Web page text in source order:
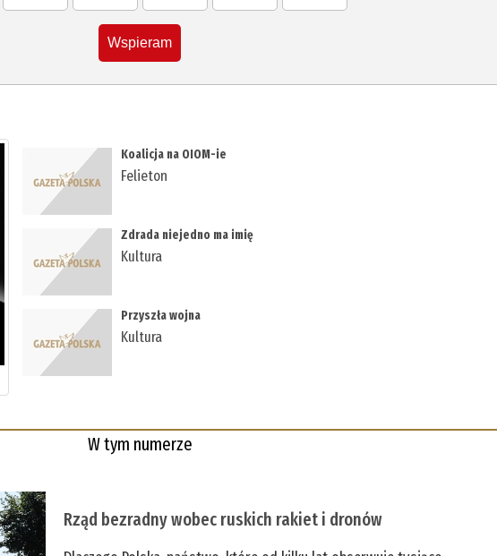
Wspieram
Koalicja na OIOM-ie
Felieton
Zdrada niejedno ma imię
Kultura
Przyszła wojna
Kultura
W tym numerze
Rząd bezradny wobec ruskich rakiet i dronów